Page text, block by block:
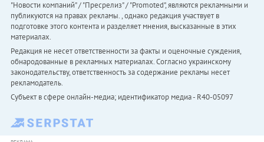
"Новости компаний" / "Пресрелиз" / "Promoted", являются рекламными и
публикуются на правах рекламы. , однако редакция участвует в
подготовке этого контента и разделяет мнения, высказанные в этих
материалах.
Редакция не несет ответственности за факты и оценочные суждения,
обнародованные в рекламных материалах. Согласно украинскому
законодательству, ответственность за содержание рекламы несет
рекламодатель.
Субъект в сфере онлайн-медиа; идентификатор медиа - R40-05097